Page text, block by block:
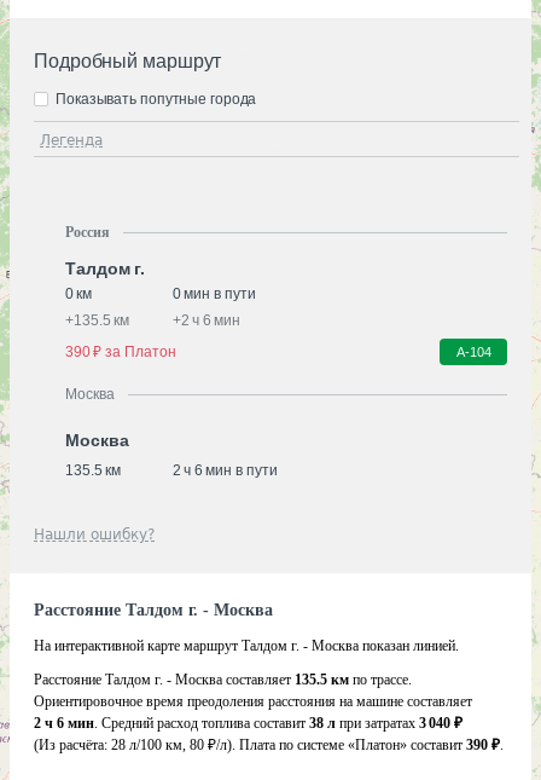
Подробный маршрут
Легенда
Показывать попутные города
Россия
Талдом г.
0 км
0 мин в пути
+135.5 км +2 ч 6 мин
390 ₽ за Платон
А-104
Москва
Москва
135.5 км 2 ч 6 мин в пути
Нашли ошибку?
Расстояние Талдом г. - Москва
На интерактивной карте маршрут Талдом г. - Москва показан линией.
Расстояние Талдом г. - Москва составляет 135.5 км по трассе.
Ориентировочное время преодоления расстояния на машине составляет
2 ч 6 мин. Средний расход топлива составит 38 л при затратах 3 040 ₽
(Из расчёта: 28 л/100 км, 80 ₽/л). Плата по системе «Платон» составит 390 ₽.